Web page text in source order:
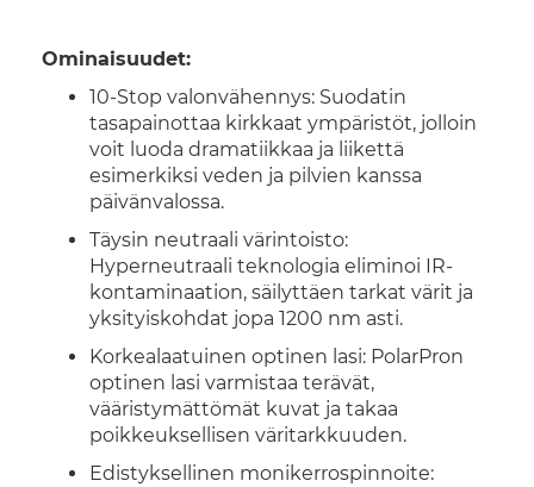
Ominaisuudet:
10-Stop valonvähennys: Suodatin
tasapainottaa kirkkaat ympäristöt, jolloin
voit luoda dramatiikkaa ja liikettä
esimerkiksi veden ja pilvien kanssa
päivänvalossa.
Täysin neutraali värintoisto:
Hyperneutraali teknologia eliminoi IR-
kontaminaation, säilyttäen tarkat värit ja
yksityiskohdat jopa 1200 nm asti.
Korkealaatuinen optinen lasi: PolarPron
optinen lasi varmistaa terävät,
vääristymättömät kuvat ja takaa
poikkeuksellisen väritarkkuuden.
Edistyksellinen monikerrospinnoite: